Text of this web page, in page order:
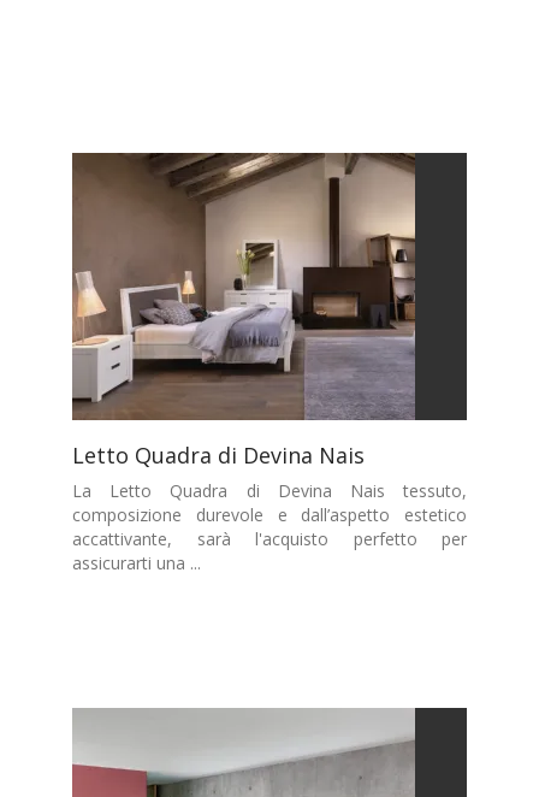
Letto Quadra di Devina Nais
La Letto Quadra di Devina Nais tessuto,
composizione durevole e dall’aspetto estetico
accattivante, sarà l'acquisto perfetto per
assicurarti una ...